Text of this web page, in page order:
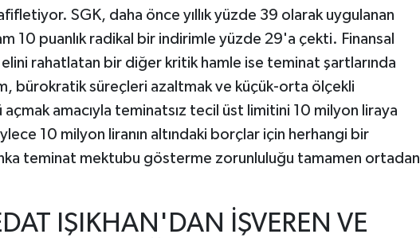
SGK, daha önce yıllık yüzde 39 olarak uygulanan
10 puanlık radikal bir indirimle yüzde 29'a çekti. Finansal
elini rahatlatan bir diğer kritik hamle ise teminat şartlarında
bürokratik süreçleri azaltmak ve küçük-orta ölçekli
amacıyla teminatsız tecil üst limitini 10 milyon liraya
10 milyon liranın altındaki borçlar için herhangi bir
teminat mektubu gösterme zorunluluğu tamamen ortadan
IŞIKHAN'DAN İŞVEREN VE